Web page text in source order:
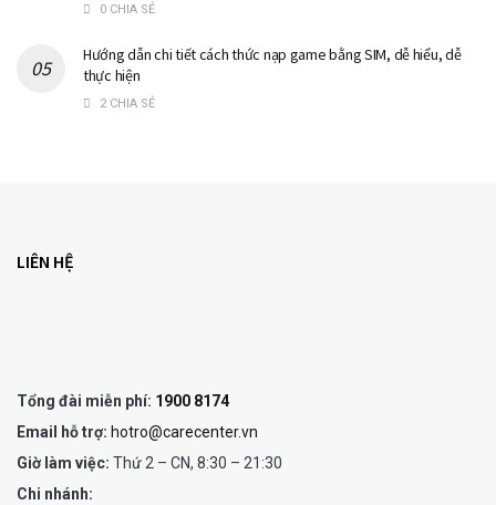
0 CHIA SẺ
Hướng dẫn chi tiết cách thức nạp game bằng SIM, dễ hiểu, dễ
thực hiện
2 CHIA SẺ
LIÊN HỆ
Tổng đài miễn phí: 1900 8174
Email hỗ trợ: hotro@carecenter.vn
Giờ làm việc: Thứ 2 – CN, 8:30 – 21:30
Chi nhánh: